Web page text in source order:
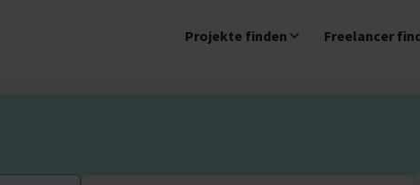
Projekte finden Freelancer